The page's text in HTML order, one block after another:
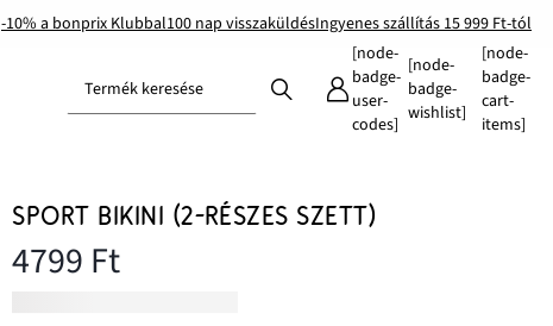
-10% a bonprix Klubbal100 nap visszaküldésIngyenes szállítás 15 999 Ft-tól
Termék keresése
[node-
badge-
user-
codes]
[node-
badge-
wishlist]
[node-
badge-
cart-
items]
SPORT BIKINI (2-RÉSZES SZETT)
4799 Ft